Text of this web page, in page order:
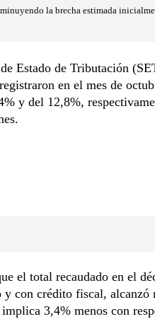
la brecha estimada
Estado de Tributación
en el mes de
y del 12,8%,
el total recaudado en el
y con crédito fiscal,
3,4% menos con